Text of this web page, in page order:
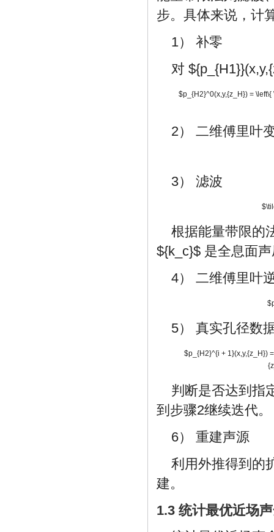
步。具体来说，计
1） 补零
对
$p_{H2}^0(x,y,{z_H}) = \left\{
2） 二维傅里叶
3） 滤波
根据能量带限的
${k_c}$ 是全息面
4） 二维傅里叶
5） 真实孔径数
$p_{H2}^{i + 1}(x,y,{z_H})
判断是否达到指
到步骤2继续迭代。
6） 重建声源
利用外推得到的
建。
1.3 统计最优近场